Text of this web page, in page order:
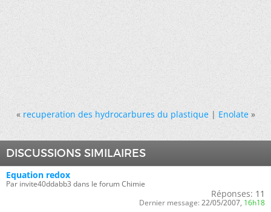
« recuperation des hydrocarbures du plastique|Enolate »
DISCUSSIONS SIMILAIRES
Equation redox
Par invite40ddabb3 dans le forum Chimie
Réponses: 11
Dernier message: 22/05/2007, 16h18